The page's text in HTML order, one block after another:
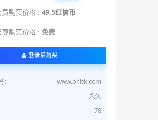
购买价格 : 49.5红信币
购买价格 : 免费
登录后购买
www.ohltk.com
永久
78